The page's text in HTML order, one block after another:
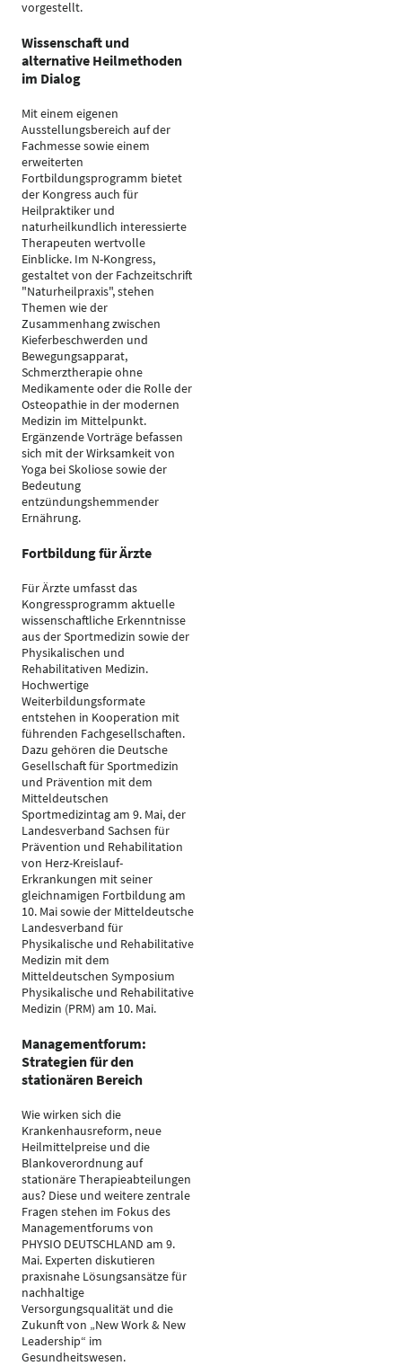
vorgestellt.
Wissenschaft und
alternative Heilmethoden
im Dialog
Mit einem eigenen
Ausstellungsbereich auf der
Fachmesse sowie einem
erweiterten
Fortbildungsprogramm bietet
der Kongress auch für
Heilpraktiker und
naturheilkundlich interessierte
Therapeuten wertvolle
Einblicke. Im N-Kongress,
gestaltet von der Fachzeitschrift
"Naturheilpraxis", stehen
Themen wie der
Zusammenhang zwischen
Kieferbeschwerden und
Bewegungsapparat,
Schmerztherapie ohne
Medikamente oder die Rolle der
Osteopathie in der modernen
Medizin im Mittelpunkt.
Ergänzende Vorträge befassen
sich mit der Wirksamkeit von
Yoga bei Skoliose sowie der
Bedeutung
entzündungshemmender
Ernährung.
Fortbildung für Ärzte
Für Ärzte umfasst das
Kongressprogramm aktuelle
wissenschaftliche Erkenntnisse
aus der Sportmedizin sowie der
Physikalischen und
Rehabilitativen Medizin.
Hochwertige
Weiterbildungsformate
entstehen in Kooperation mit
führenden Fachgesellschaften.
Dazu gehören die Deutsche
Gesellschaft für Sportmedizin
und Prävention mit dem
Mitteldeutschen
Sportmedizintag am 9. Mai, der
Landesverband Sachsen für
Prävention und Rehabilitation
von Herz-Kreislauf-
Erkrankungen mit seiner
gleichnamigen Fortbildung am
10. Mai sowie der Mitteldeutsche
Landesverband für
Physikalische und Rehabilitative
Medizin mit dem
Mitteldeutschen Symposium
Physikalische und Rehabilitative
Medizin (PRM) am 10. Mai.
Managementforum:
Strategien für den
stationären Bereich
Wie wirken sich die
Krankenhausreform, neue
Heilmittelpreise und die
Blankoverordnung auf
stationäre Therapieabteilungen
aus? Diese und weitere zentrale
Fragen stehen im Fokus des
Managementforums von
PHYSIO DEUTSCHLAND am 9.
Mai. Experten diskutieren
praxisnahe Lösungsansätze für
nachhaltige
Versorgungsqualität und die
Zukunft von „New Work & New
Leadership“ im
Gesundheitswesen.